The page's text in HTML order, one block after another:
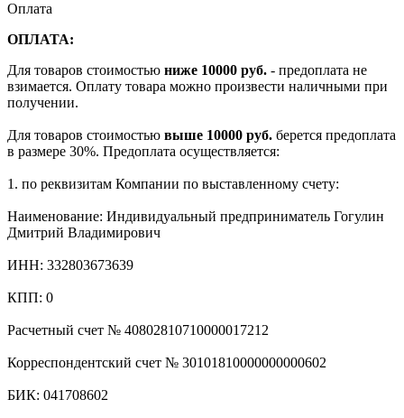
Оплата
ОПЛАТА:
Для товаров стоимостью ниже 10000 руб. - предоплата не
взимается. Оплату товара можно произвести наличными при
получении.
Для товаров стоимостью выше 10000 руб. берется предоплата
в размере 30%. Предоплата осуществляется:
1. по реквизитам Компании по выставленному счету:
Наименование: Индивидуальный предприниматель Гогулин
Дмитрий Владимирович
ИНН: 332803673639
КПП: 0
Расчетный счет № 40802810710000017212
Корреспондентский счет № 30101810000000000602
БИК: 041708602